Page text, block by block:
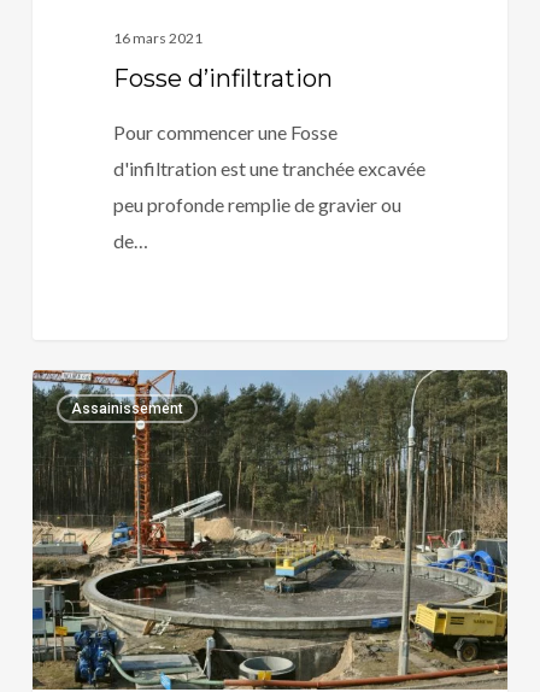
16 mars 2021
Fosse d’infiltration
Pour commencer une Fosse
d'infiltration est une tranchée excavée
peu profonde remplie de gravier ou
de…
Assainissement
qu’est
ce
que
c’est
?
Assainissement
0